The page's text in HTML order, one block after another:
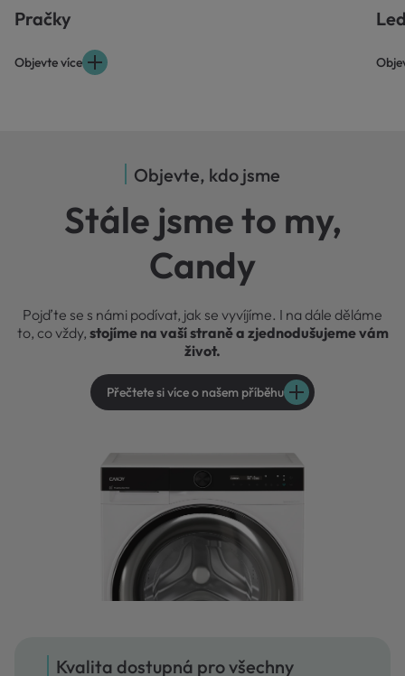
Pračky
Objevte více
Objevte, kdo jsme
Stále jsme to my,
Candy
Pojďte se s námi podívat, jak se vyvíjíme. I na dále děláme
to, co vždy, stojíme na vaší straně a zjednodušujeme vám
život.
Přečtete si více o našem příběhu
Kvalita dostupná pro všechny